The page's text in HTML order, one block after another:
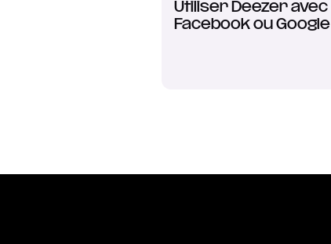
Utiliser Deezer avec
Facebook ou Google